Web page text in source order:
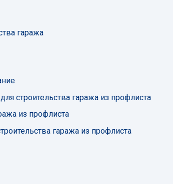
гаража
строительства гаража из профлиста
из профлиста
гаража из профлиста